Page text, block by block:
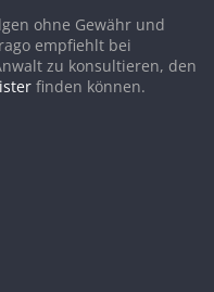
ohne Gewähr und
empfiehlt bei
zu konsultieren, den
finden können.